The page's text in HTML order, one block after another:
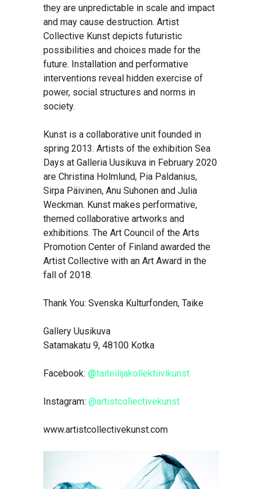
they are unpredictable in scale and impact
and may cause destruction. Artist
Collective Kunst depicts futuristic
possibilities and choices made for the
future. Installation and performative
interventions reveal hidden exercise of
power, social structures and norms in
society.
Kunst is a collaborative unit founded in
spring 2013. Artists of the exhibition Sea
Days at Galleria Uusikuva in February 2020
are Christina Holmlund, Pia Paldanius,
Sirpa Päivinen, Anu Suhonen and Julia
Weckman. Kunst makes performative,
themed collaborative artworks and
exhibitions. The Art Council of the Arts
Promotion Center of Finland awarded the
Artist Collective with an Art Award in the
fall of 2018.
Thank You: Svenska Kulturfonden, Taike
Gallery Uusikuva
Satamakatu 9, 48100 Kotka
Facebook: @taiteilijakollektiivikunst
Instagram: @artistcollectivekunst
www.artistcollectivekunst.com